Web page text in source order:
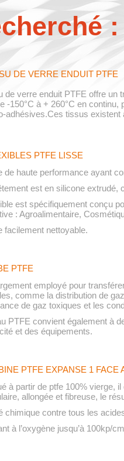
DE VERRE ENDUIT PTFE
de verre enduit PTFE offre un
-150°C à + 260°C en
adhésives.Ces tissus existent
PTFE LISSE
de haute performance ayant
est en silicone extrudé,
est spécifiquement conçu
: Agroalimentaire,
facilement nettoyable.
PTFE
employé pour
comme la distribution de
de gaz toxiques et les
PTFE convient également à
et des équipements.
PTFE EXPANSE 1 FACE
à partir de ptfe 100% vierge,
allongée et fibreuse, le
chimique contre tous les
à l’oxygène jusqu’à 100kp/